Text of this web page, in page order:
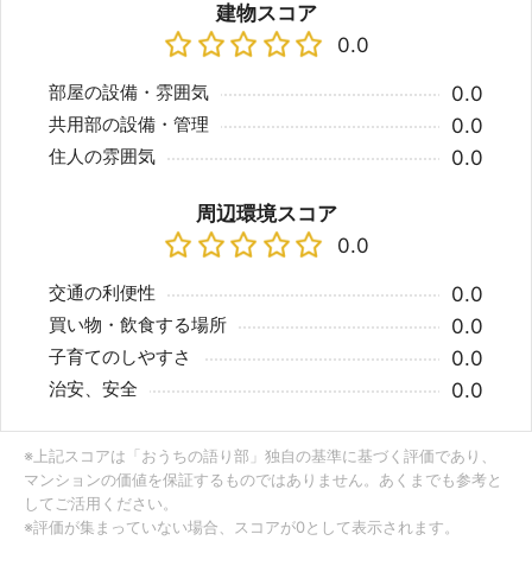
建物スコア
0.0
部屋の設備・雰囲気 0.0
共用部の設備・管理 0.0
住人の雰囲気 0.0
周辺環境スコア
0.0
交通の利便性 0.0
買い物・飲食する場所 0.0
子育てのしやすさ 0.0
治安、安全 0.0
※上記スコアは「おうちの語り部」独自の基準に基づく評価であり、
マンションの価値を保証するものではありません。あくまでも参考と
してご活用ください。
※評価が集まっていない場合、スコアが0として表示されます。